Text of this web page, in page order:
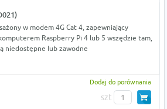
w modem 4G Cat 4, zapewniający
Raspberry Pi 4 lub 5 wszędzie tam,
niedostępne lub zawodne
Dodaj do porównania
szt